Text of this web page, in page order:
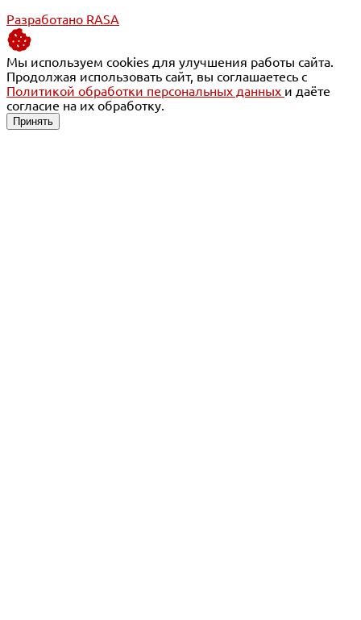
Разработано RASA
Мы используем cookies для улучшения работы сайта.
Продолжая использовать сайт, вы соглашаетесь с
Политикой обработки персональных данных и даёте
согласие на их обработку.
Принять